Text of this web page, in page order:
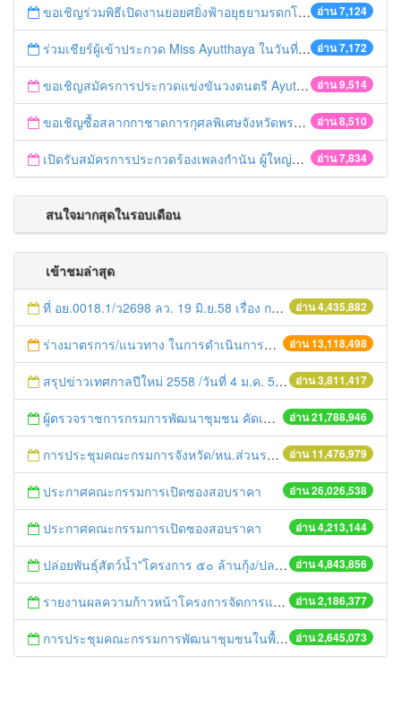
อ่าน 7,124
ขอเชิญร่วมพิธีเปิดงานยอยศยิ่งฟ้าอยุธยามรดกโลก
อ่าน 7,172
ร่วมเชียร์ผู้เข้าประกวด Miss Ayutthaya ในวันที่ 15 ธันวาคม 2560
อ่าน 9,514
ขอเชิญสมัครการประกวดแข่งขันวงดนตรี Ayutthaya battle of the bands
อ่าน 8,510
ขอเชิญซื้อสลากกาชาดการกุศลพิเศษจังหวัดพระนครศรีอยุธยา 2560
อ่าน 7,834
เปิดรับสมัครการประกวดร้องเพลงกำนัน ผู้ใหญ่บ้าน ฯลฯ
สนใจมากสุดในรอบเดือน
เข้าชมล่าสุด
อ่าน 4,435,882
ที่ อย.0018.1/ว2698 ลว. 19 มิ.ย.58 เรื่อง การแก้ไขปัญหาหนี้สินให้แก่เกษตรกร
อ่าน 13,118,498
ร่างมาตรการ/แนวทาง ในการดำเนินการประกอบการตรวจราชการแบบบูรณาการ
อ่าน 3,811,417
สรุปข่าวเทศกาลปีใหม่ 2558 /วันที่ 4 ม.ค. 58
อ่าน 21,788,946
ผู้ตรวจราชการกรมการพัฒนาชุมชน คัดเลือกข้าราชการและลูกจ้างดีเด่น และหน่วยงานพัฒนาชุมชนใสสะอาด ประจำปี ๒๕๕๔
อ่าน 11,476,979
การประชุมคณะกรมการจังหวัด/หน.ส่วนราชการประจำเดือน มิถุนายน 2558
อ่าน 26,026,538
ประกาศคณะกรรมการเปิดซองสอบราคา
อ่าน 4,213,144
ประกาศคณะกรรมการเปิดซองสอบราคา
อ่าน 4,843,856
ปล่อยพันธุ์สัตว์น้ำ"โครงการ ๕๐ ล้านกุ้ง/ปลา ฟื้นชีวิตใหม่ให้เจ้าพระยา
อ่าน 2,186,377
รายงานผลความก้าวหน้าโครงการจัดการแก้ไขปัญหาขยะ สัปดาห์ที่ 9/2558
อ่าน 2,645,073
การประชุมคณะกรรมการพัฒนาชุมชนในพื้นที่รอบโรงไฟฟ้า (คพรฟ.) ครั้งที่ 2/2558 กองทุนพัฒนาไฟฟ้าบริษัท โรจนะเพาเวอร์ จำกัด